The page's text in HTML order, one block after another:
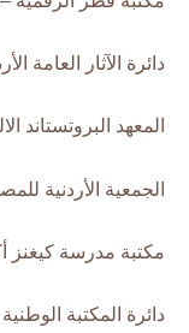
دائرة الآثار العامة
المعهد البروتستاند
الجمعية الأردنية
مكتبة مدرسة كيغنز
دائرة المكتبة الوطنية